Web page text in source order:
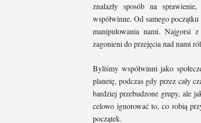
znalazły sposób na
współwinne. Od samego
manipulowania nami. Najgorsi z
zagonieni do przejęcia nad nami
Byliśmy współwinni jako
planetę, podczas gdy przez cały
bardziej przebudzone grupy, ale
celowo ignorować to, co robią
początek.